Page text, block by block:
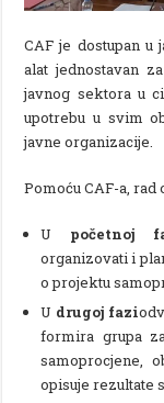
CAF je dostupan u
alat jednostavan
javnog sektora u
upotrebu u svim
javne organizacije.
Pomoću CAF-a,
U početnoj
organizovati i
o projektu
U drugoj fazi
formira grupa
samoprocjene,
opisuje rezultate